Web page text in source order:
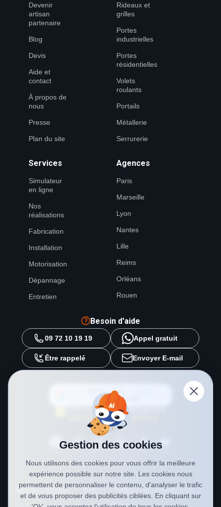
Devenir
artisan
partenaire
Blog
Devis
Aide et
contact
À propos de
nous
Presse
Plan du site
Rideaux et
grilles
Portes
industrielles
Portes
résidentielles
Volets
roulants
Portails
Métallerie
Serrurerie
Services
Simulateur
en ligne
Nos
réalisations
Fabrication
Installation
Motorisation
Dépannage
Entretien
Agences
Paris
Marseille
Lyon
Nantes
Lille
Reims
Orléans
Rouen
Besoin d'aide
09 72 10 19 19 Appel gratuit
Être rappelé Envoyer E-mail
METAL 2000
source préférée surGoogle
Mentions légales CGV Politique de confidentialité
Gestion des cookies
Nous utilisons des cookies pour vous offrir la meilleure
expérience possible sur notre site. Les cookies nous
permettent de personnaliser le contenu, d'analyser le trafic
et de vous proposer des publicités ciblées. En cliquant sur